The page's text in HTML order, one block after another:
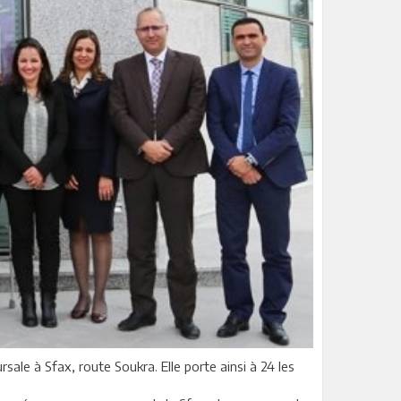
à Sfax, route Soukra. Elle porte ainsi à 24 les